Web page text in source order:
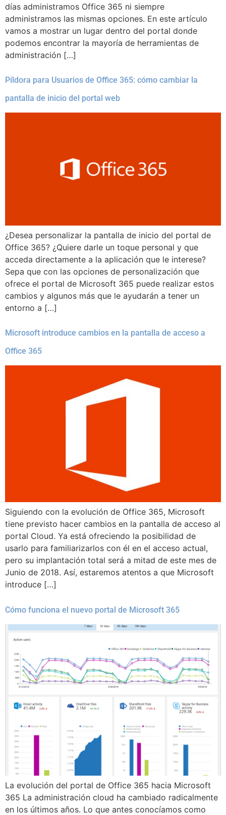
días administramos Office 365 ni siempre
administramos las mismas opciones. En este artículo
vamos a mostrar un lugar dentro del portal donde
podemos encontrar la mayoría de herramientas de
administración […]
Píldora para Usuarios de Office 365: cómo cambiar la
pantalla de inicio del portal web
¿Desea personalizar la pantalla de inicio del portal de
Office 365? ¿Quiere darle un toque personal y que
acceda directamente a la aplicación que le interese?
Sepa que con las opciones de personalización que
ofrece el portal de Microsoft 365 puede realizar estos
cambios y algunos más que le ayudarán a tener un
entorno a […]
Microsoft introduce cambios en la pantalla de acceso a
Office 365
Siguiendo con la evolución de Office 365, Microsoft
tiene previsto hacer cambios en la pantalla de acceso al
portal Cloud. Ya está ofreciendo la posibilidad de
usarlo para familiarizarlos con él en el acceso actual,
pero su implantación total será a mitad de este mes de
Junio de 2018. Así, estaremos atentos a que Microsoft
introduce […]
Cómo funciona el nuevo portal de Microsoft 365
La evolución del portal de Office 365 hacia Microsoft
365 La administración cloud ha cambiado radicalmente
en los últimos años. Lo que antes conocíamos como